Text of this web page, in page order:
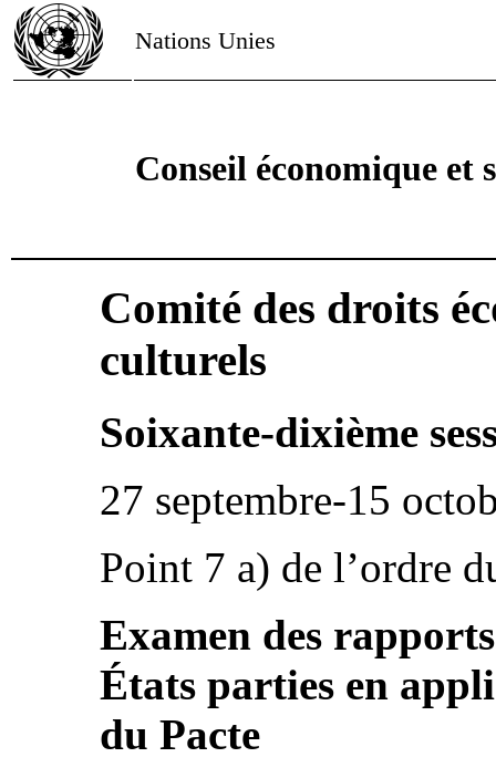
Nations Unies
Conseil économique et
Comité des droits
culturels
Soixante-dixième
27 septembre-15
Point 7 a) de l’ordre
Examen des
États parties en
du Pacte